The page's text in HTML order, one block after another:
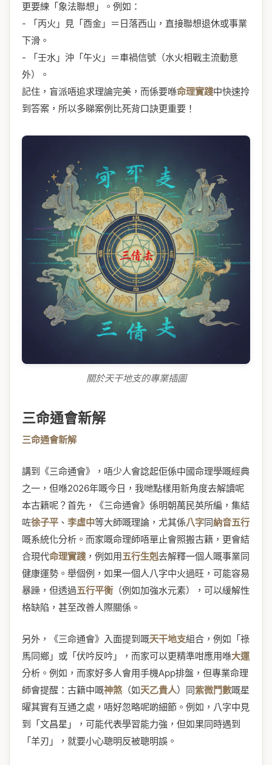
更要練「象法聯想」。例如：
- 「丙火」見「酉金」＝日落西山，直接聯想退休或事業
下滑。
- 「壬水」沖「午火」＝車禍信號（水火相戰主流動意
外）。
記住，盲派唔追求理論完美，而係要喺命理實踐中快速拎
到答案，所以多睇案例比死背口訣更重要！
關於天干地支的專業插圖
三命通會新解
三命通會新解
講到《三命通會》，唔少人會諗起佢係中國命理學嘅經典
之一，但喺2026年嘅今日，我哋點樣用新角度去解讀呢
本古籍呢？首先，《三命通會》係明朝萬民英所編，集結
咗徐子平 、 李虛中等大師嘅理論，尤其係八字同納音五行
嘅系統化分析。而家嘅命理師唔單止會照搬古籍，更會結
合現代命理實踐，例如用五行生剋去解釋一個人嘅事業同
健康運勢。舉個例，如果一個人八字中火過旺，可能容易
暴躁，但透過五行平衡（例如加強水元素），可以緩解性
格缺陷，甚至改善人際關係。
另外，《三命通會》入面提到嘅天干地支組合，例如「祿
馬同鄉」或「伏吟反吟」，而家可以更精準咁應用喺大運
分析。例如，而家好多人會用手機App排盤，但專業命理
師會提醒：古籍中嘅神煞 （如天乙貴人）同紫微鬥數嘅星
曜其實有互通之處，唔好忽略呢啲細節。例如，八字中見
到「文昌星」，可能代表學習能力強，但如果同時遇到
「羊刃」，就要小心聰明反被聰明誤。